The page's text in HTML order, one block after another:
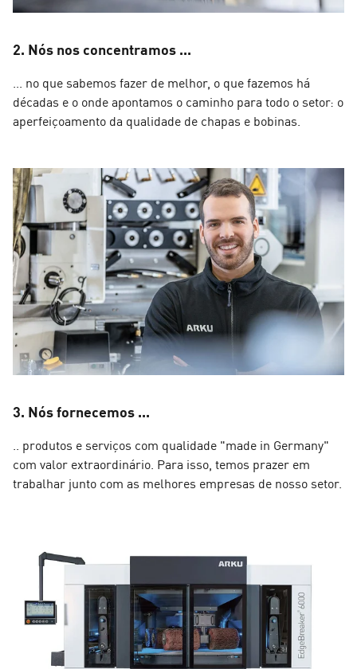
2. Nós nos concentramos ...
... no que sabemos fazer de melhor, o que fazemos há
décadas e o onde apontamos o caminho para todo o setor: o
aperfeiçoamento da qualidade de chapas e bobinas.
3. Nós fornecemos ...
.. produtos e serviços com qualidade "made in Germany"
com valor extraordinário. Para isso, temos prazer em
trabalhar junto com as melhores empresas de nosso setor.